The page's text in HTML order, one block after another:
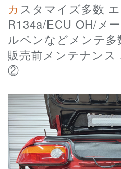
カスタマイズ多数 エアコン
R134a/ECU OH/メ
ルペンなどメンテ
販売前メンテナン
②